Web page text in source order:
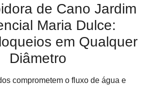
de Cano Jardim
Maria Dulce:
em Qualquer
Diâmetro
comprometem o fluxo de água e